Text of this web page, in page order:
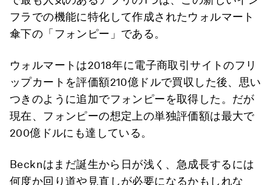
フラでの機能に特化して作成されたウォルマート
傘下の「フォンピー」である。
ウォルマートは2018年に電子商取引サイトのフリ
ップカートを評価額210億ドルで買収した後、思い
つきのように追加でフォンピーを取得した。だが
現在、フォンピーの想定上の単独評価額は最大で
200億ドルにも達している。
Becknはまだ誕生から日が浅く、急成長するには
何度か回り道や見直しが必要になるかもしれな